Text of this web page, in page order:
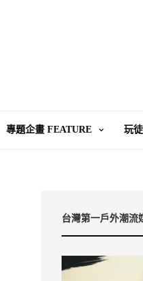
專題企畫 FEATURE 玩
台灣第一戶外潮流